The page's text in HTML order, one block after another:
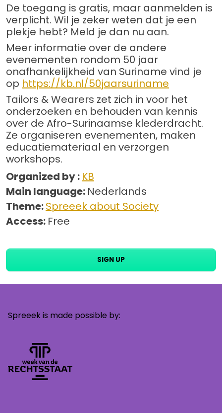
De toegang is gratis, maar aanmelden is
verplicht. Wil je zeker weten dat je een
plekje hebt? Meld je dan nu aan.
Meer informatie over de andere
evenementen rondom 50 jaar
onafhankelijkheid van Suriname vind je
op https://kb.nl/50jaarsuriname
Tailors & Wearers zet zich in voor het
onderzoeken en behouden van kennis
over de Afro-Surinaamse klederdracht.
Ze organiseren evenementen, maken
educatiemateriaal en verzorgen
workshops.
Organized by : KB
Main language: Nederlands
Theme:Spreeek about Society
Access: Free
SIGN UP
Spreeek is made possible by: